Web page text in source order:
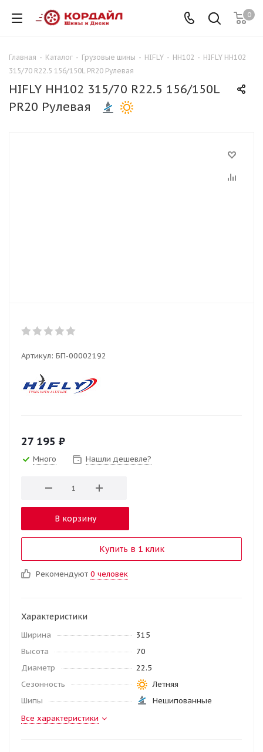
0
Главная - Каталог - Грузовые шины - HIFLY - HH102 - HIFLY HH102
315/70 R22.5 156/150L PR20 Рулевая
HIFLY HH102 315/70 R22.5 156/150L
PR20 Рулевая
Артикул: БП-00002192
27 195 ₽
Много Нашли дешевле?
В корзину
Купить в 1 клик
Рекомендуют 0 человек
Характеристики
Ширина
315
Высота
70
Диаметр
22.5
Сезонность
Летняя
Шипы
Нешипованные
Все характеристики